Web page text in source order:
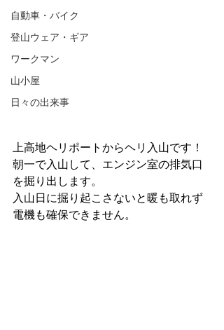
自動車・バイク
登山ウェア・ギア
ワークマン
山小屋
日々の出来事
上高地ヘリポートからヘリ入山です！
朝一で入山して、エンジン室の排気口
を掘り出します。
入山日に掘り起こさないと暖も取れず
電機も確保できません。